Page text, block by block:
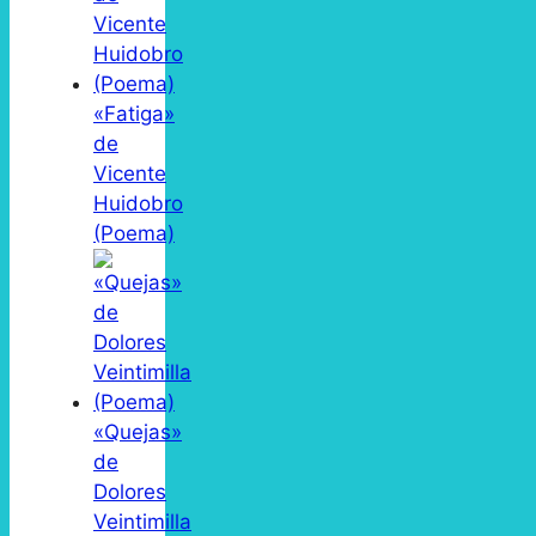
«Fatiga»
de
Vicente
Huidobro
(Poema)
«Quejas»
de
Dolores
Veintimilla